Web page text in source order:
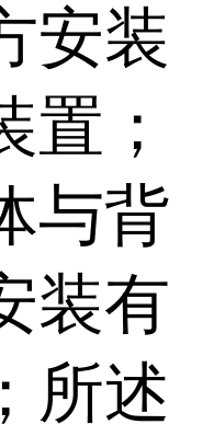
安装
置；
与背
装有
所述